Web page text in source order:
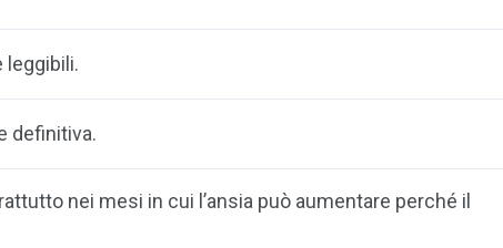
leggibili.
definitiva.
nei mesi in cui l’ansia può aumentare perché il